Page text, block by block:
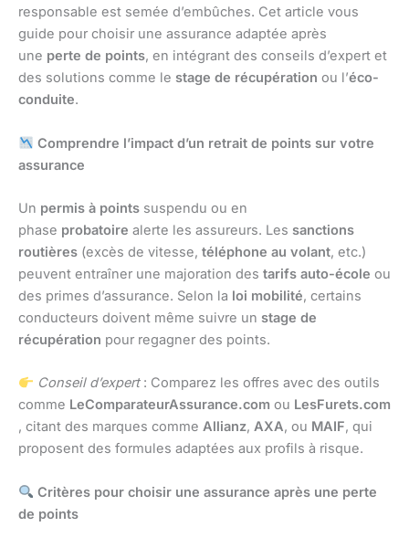
responsable est semée d’embûches. Cet article vous
guide pour choisir une assurance adaptée après
une perte de points, en intégrant des conseils d’expert et
des solutions comme le stage de récupération ou l’éco-
conduite.
Comprendre l’impact d’un retrait de points sur votre
assurance
Un permis à points suspendu ou en
phase probatoire alerte les assureurs. Les sanctions
routières (excès de vitesse, téléphone au volant, etc.)
peuvent entraîner une majoration des tarifs auto-école ou
des primes d’assurance. Selon la loi mobilité, certains
conducteurs doivent même suivre un stage de
récupération pour regagner des points.
Conseil d’expert: Comparez les offres avec des outils
comme LeComparateurAssurance.com ou LesFurets.com
, citant des marques comme Allianz, AXA, ou MAIF, qui
proposent des formules adaptées aux profils à risque.
Critères pour choisir une assurance après une perte
de points